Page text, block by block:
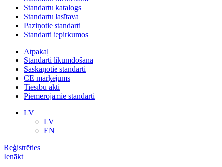
Standartu katalogs
Standartu lasītava
Paziņotie standarti
Standarti iepirkumos
Atpakaļ
Standarti likumdošanā
Saskaņotie standarti
CE marķējums
Tiesību akti
Piemērojamie standarti
LV
LV
EN
Reģistrēties
Ienākt